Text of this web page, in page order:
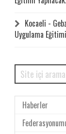
Kocaeli -
Uygulama
Haberler